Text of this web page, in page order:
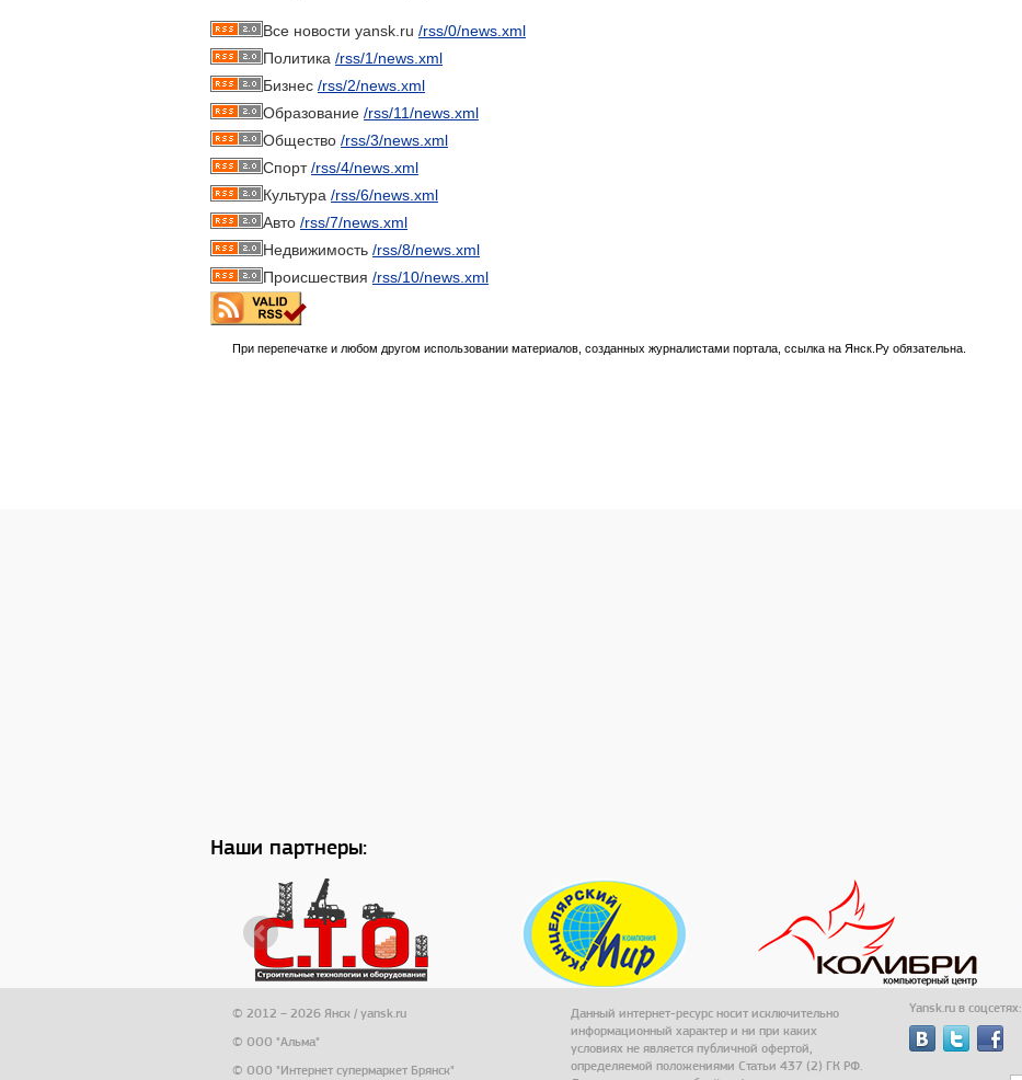
Все новости yansk.ru /rss/0/news.xml
Политика /rss/1/news.xml
Бизнес /rss/2/news.xml
Образование /rss/11/news.xml
Общество /rss/3/news.xml
Спорт/rss/4/news.xml
Культура /rss/6/news.xml
Авто /rss/7/news.xml
Недвижимость /rss/8/news.xml
Происшествия /rss/10/news.xml
При перепечатке и любом другом использовании материалов, созданных журналистами портала, ссылка на Янск.Ру обязательна.
Наши партнеры:
© 2012 – 2026 Янск / yansk.ru
© ООО "Альма"
© ООО "Интернет супермаркет Брянск"
Данный интернет-ресурс носит исключительно
информационный характер и ни при каких
условиях не является публичной офертой,
определяемой положениями Статьи 437 (2) ГК РФ.
Yansk.ru в соцсетях: